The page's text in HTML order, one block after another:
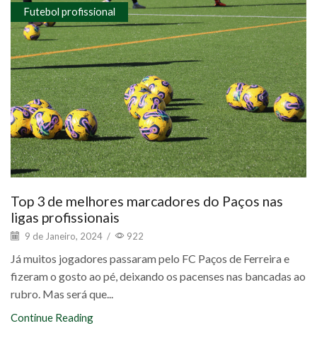
Futebol profissional
Top 3 de melhores marcadores do Paços nas
ligas profissionais
9 de Janeiro, 2024 / 922
Já muitos jogadores passaram pelo FC Paços de Ferreira e
fizeram o gosto ao pé, deixando os pacenses nas bancadas ao
rubro. Mas será que...
Continue Reading